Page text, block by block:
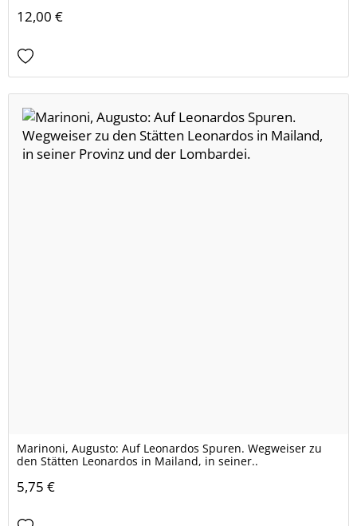
12,00 €
Marinoni, Augusto: Auf Leonardos Spuren. Wegweiser zu
den Stätten Leonardos in Mailand, in seiner..
5,75 €